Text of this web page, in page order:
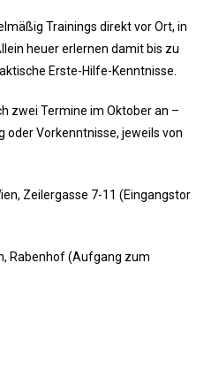
Trainings direkt vor Ort, in
heuer erlernen damit bis zu
Erste-Hilfe-Kenntnisse.
zwei Termine im Oktober an –
oder Vorkenntnisse, jeweils von
Zeilergasse 7-11 (Eingangstor
Rabenhof (Aufgang zum